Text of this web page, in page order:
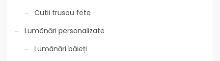
Cutii trusou fete
Lumânări personalizate
Lumânări băieți